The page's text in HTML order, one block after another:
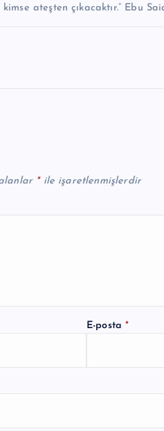
ateşten çıkacaktır.” Ebu
*ile işaretlenmişlerdir
E-posta*